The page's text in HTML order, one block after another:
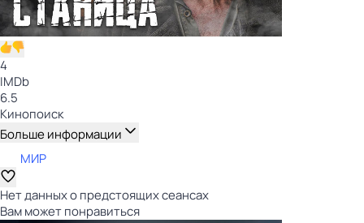
4
IMDb
6.5
Кинопоиск
Больше информации
МИР
Нет данных о предстоящих сеансах
Вам может понравиться